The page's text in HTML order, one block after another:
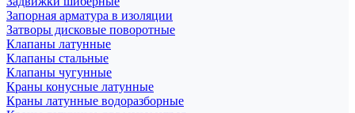
Запорная арматура в изоляции
Затворы дисковые поворотные
Клапаны латунные
Клапаны стальные
Клапаны чугунные
Краны конусные латунные
Краны латунные водоразборные